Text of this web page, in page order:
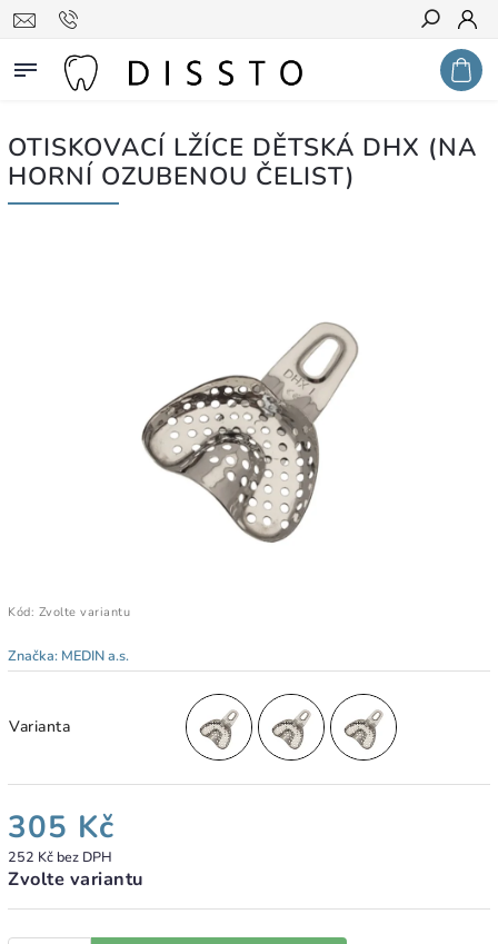
Hledat
OTISKOVACÍ LŽÍCE DĚTSKÁ DHX (NA
HORNÍ OZUBENOU ČELIST)
Kód: Zvolte variantu
Značka: MEDIN a.s.
Varianta
305 Kč
252 Kč bez DPH
Zvolte variantu